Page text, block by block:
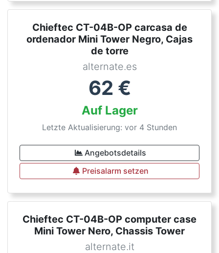
Chieftec CT-04B-OP carcasa de
ordenador Mini Tower Negro, Cajas
de torre
alternate.es
62 €
Auf Lager
Letzte Aktualisierung: vor 4 Stunden
Angebotsdetails
Preisalarm setzen
Chieftec CT-04B-OP computer case
Mini Tower Nero, Chassis Tower
alternate.it